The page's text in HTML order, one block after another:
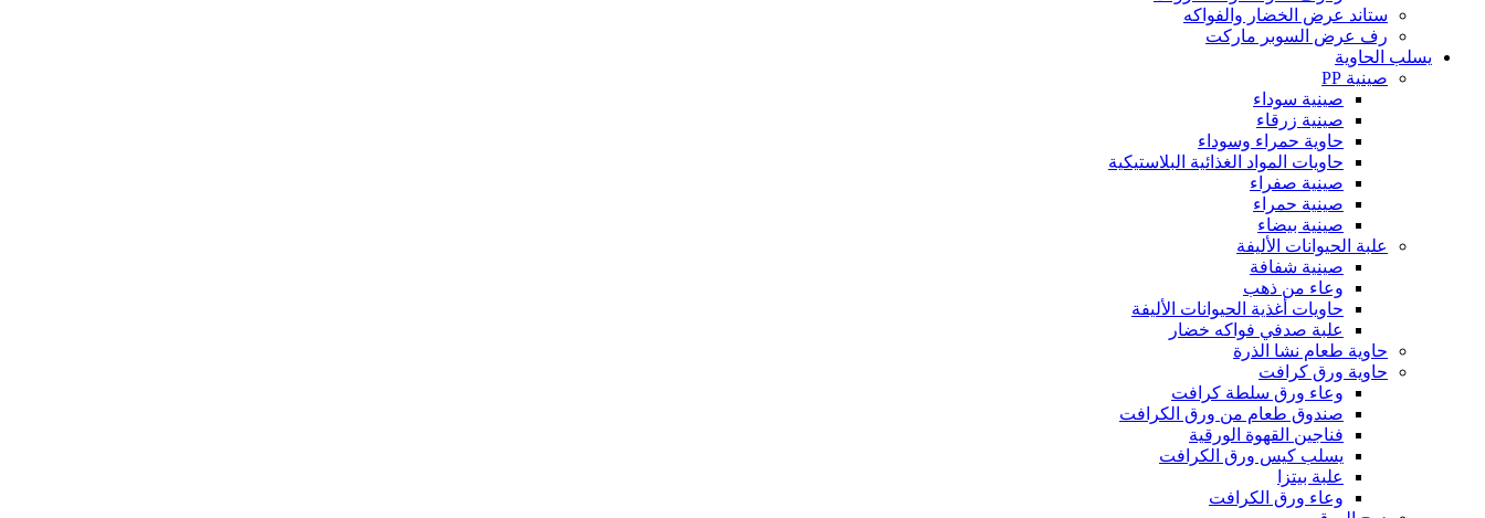
ستاند عرض الخضار والفواكه
رف عرض السوبر ماركت
يسلب الحاوية
صينية PP
صينية سوداء
صينية زرقاء
حاوية حمراء وسوداء
حاويات المواد الغذائية البلاستيكية
صينية صفراء
صينية حمراء
صينية بيضاء
علبة الحيوانات الأليفة
صينية شفافة
وعاء من ذهب
حاويات أغذية الحيوانات الأليفة
علبة صدفي فواكه خضار
حاوية طعام نشا الذرة
حاوية ورق كرافت
وعاء ورق سلطة كرافت
صندوق طعام من ورق الكرافت
فناجين القهوة الورقية
يسلب كيس ورق الكرافت
علبة بيتزا
وعاء ورق الكرافت